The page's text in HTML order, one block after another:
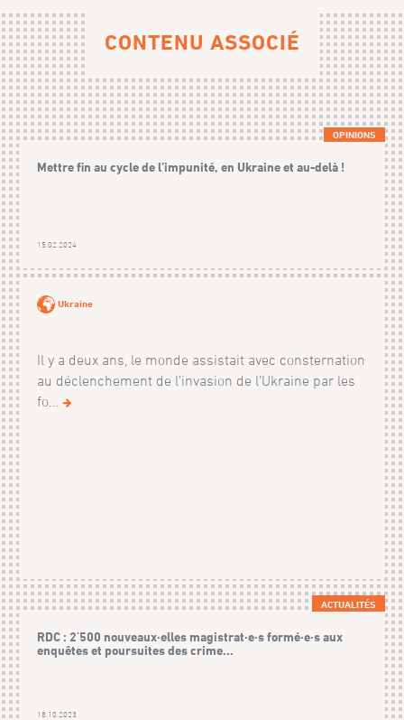
CONTENU ASSOCIÉ
OPINIONS
Mettre fin au cycle de l’impunité, en Ukraine et au-delà !
15.02.2024
Ukraine
Il y a deux ans, le monde assistait avec consternation
au déclenchement de l’invasion de l’Ukraine par les
fo...
ACTUALITÉS
RDC : 2'500 nouveaux·elles magistrat·e·s formé·e·s aux
enquêtes et poursuites des crime...
18.10.2023